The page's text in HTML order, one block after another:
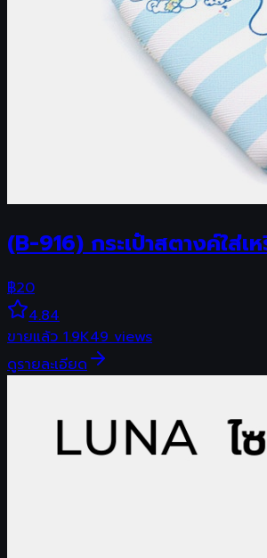
(B-916) กระเป๋าสตางค์ใส่
฿20
4.84
ขายแล้ว1.9K49views
ดูรายละเอียด